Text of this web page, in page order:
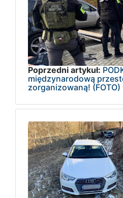
Poprzedni artykuł:
międzynarodową
zorganizowaną! (FOTO)